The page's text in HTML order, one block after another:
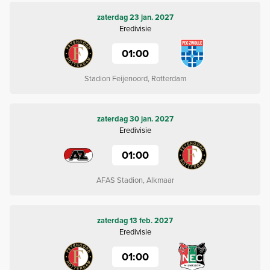
zaterdag 23 jan. 2027
Eredivisie
01:00
Stadion Feijenoord, Rotterdam
zaterdag 30 jan. 2027
Eredivisie
01:00
AFAS Stadion, Alkmaar
zaterdag 13 feb. 2027
Eredivisie
01:00